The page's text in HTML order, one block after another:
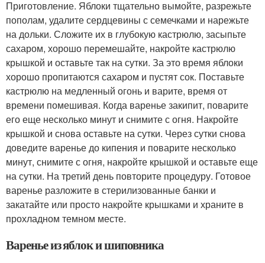
Приготовление. Яблоки тщательно вымойте, разрежьте
пополам, удалите сердцевины с семечками и нарежьте
на дольки. Сложите их в глубокую кастрюлю, засыпьте
сахаром, хорошо перемешайте, накройте кастрюлю
крышкой и оставьте так на сутки. За это время яблоки
хорошо пропитаются сахаром и пустят сок. Поставьте
кастрюлю на медленный огонь и варите, время от
времени помешивая. Когда варенье закипит, поварите
его еще несколько минут и снимите с огня. Накройте
крышкой и снова оставьте на сутки. Через сутки снова
доведите варенье до кипения и поварите несколько
минут, снимите с огня, накройте крышкой и оставьте еще
на сутки. На третий день повторите процедуру. Готовое
варенье разложите в стерилизованные банки и
закатайте или просто накройте крышками и храните в
прохладном темном месте.
Варенье из яблок и шиповника